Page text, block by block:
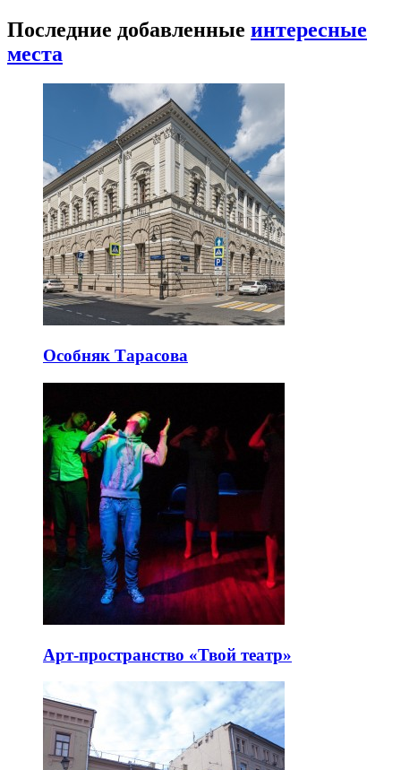
Последние добавленные интересные
места
Особняк Тарасова
Арт-пространство «Твой театр»